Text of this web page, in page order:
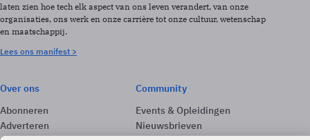
laten zien hoe tech elk aspect van ons leven verandert, van onze
organisaties, ons werk en onze carrière tot onze cultuur, wetenschap
en maatschappij.
Lees ons manifest >
Over ons
Abonneren
Adverteren
Community
Events & Opleidingen
Nieuwsbrieven